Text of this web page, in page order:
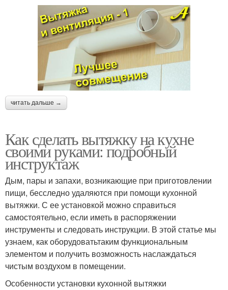
читать дальше →
Как сделать вытяжку на кухне
своими руками: подробный
инструктаж
Дым, пары и запахи, возникающие при приготовлении
пищи, бесследно удаляются при помощи кухонной
вытяжки. С ее установкой можно справиться
самостоятельно, если иметь в распоряжении
инструменты и следовать инструкции. В этой статье мы
узнаем, как оборудоватьтаким функциональным
элементом и получить возможность наслаждаться
чистым воздухом в помещении.
Особенности установки кухонной вытяжки